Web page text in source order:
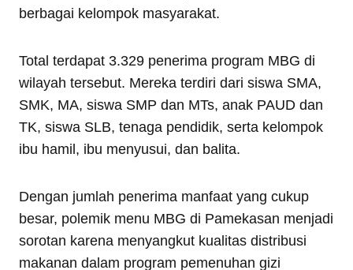
berbagai kelompok masyarakat.
Total terdapat 3.329 penerima program MBG di
wilayah tersebut. Mereka terdiri dari siswa SMA,
SMK, MA, siswa SMP dan MTs, anak PAUD dan
TK, siswa SLB, tenaga pendidik, serta kelompok
ibu hamil, ibu menyusui, dan balita.
Dengan jumlah penerima manfaat yang cukup
besar, polemik menu MBG di Pamekasan menjadi
sorotan karena menyangkut kualitas distribusi
makanan dalam program pemenuhan gizi